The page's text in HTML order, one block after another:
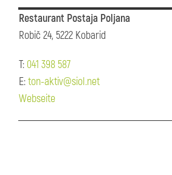
Restaurant Postaja Poljana
Robič 24, 5222 Kobarid
T: 041 398 587
E:ton-aktiv@siol.net
Webseite